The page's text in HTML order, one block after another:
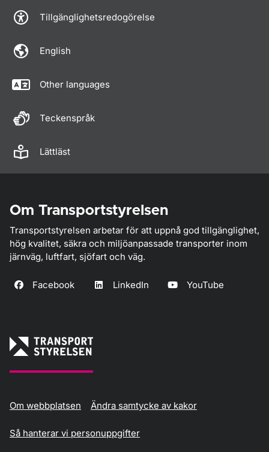
Tillgänglighetsredogörelse
English
Other languages
Teckenspråk
Lättläst
Om Transportstyrelsen
Transportstyrelsen arbetar för att uppnå god tillgänglighet,
hög kvalitet, säkra och miljöanpassade transporter inom
järnväg, luftfart, sjöfart och väg.
Facebook LinkedIn YouTube
Om webbplatsen Ändra samtycke av kakor
Så hanterar vi personuppgifter